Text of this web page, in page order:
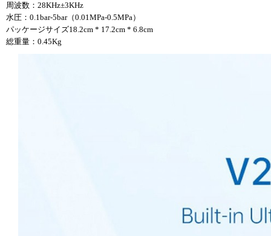
周波数：28KHz±3KHz
水圧：0.1bar-5bar（0.01MPa-0.5MPa）
パッケージサイズ18.2cm * 17.2cm * 6.8cm
総重量：0.45Kg